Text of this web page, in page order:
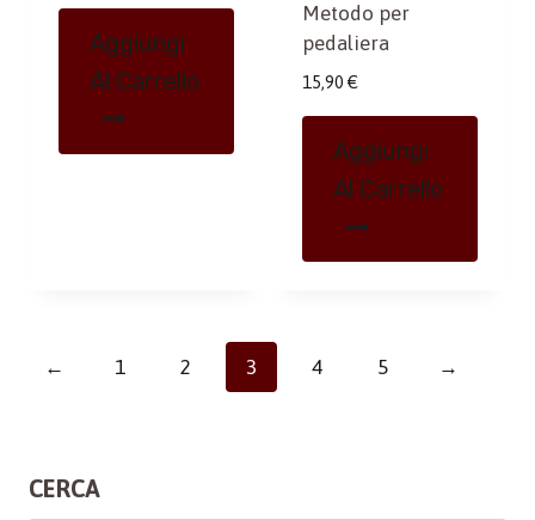
Aggiungi
Al Carrello
Metodo per
pedaliera
15,90 €
Aggiungi
Al Carrello
← 1 2 3 4 5 →
CERCA